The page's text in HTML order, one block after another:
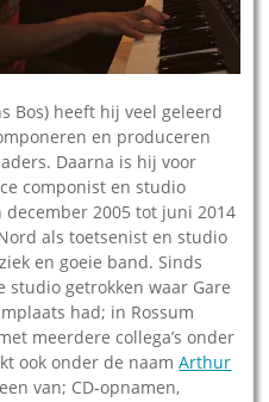
Bos) heeft hij veel geleerd
en produceren
Daarna is hij voor
componist en studio
2005 tot juni 2014
als toetsenist en studio
en goeie band. Sinds
getrokken waar Gare
had; in Rossum
meerdere collega’s onder
ook onder de naamArthur
van; CD-opnamen,